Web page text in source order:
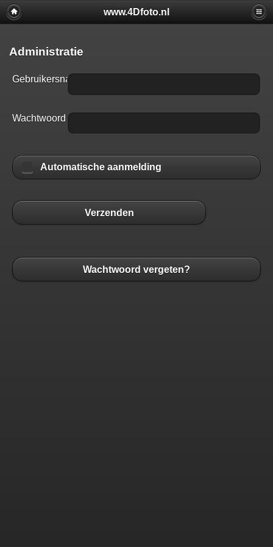
www.4Dfoto.nl
Administratie
Gebruikersnaam
Wachtwoord
Automatische aanmelding
Verzenden
Wachtwoord vergeten?